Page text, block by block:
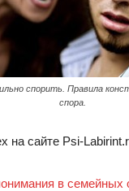
спорить. Правила
спора.
на сайте Psi-
в семейных